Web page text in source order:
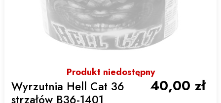
Produkt niedostępny
Wyrzutnia Hell Cat 36
strzałów B36-1401
40,00 zł